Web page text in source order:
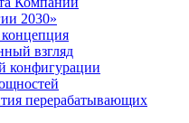
2030»
концепция
взгляд
конфигурации
перерабатывающих